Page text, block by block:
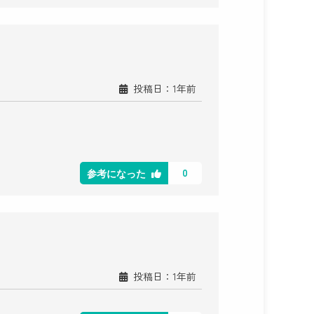
投稿日：1年前
参考になった 0
投稿日：1年前